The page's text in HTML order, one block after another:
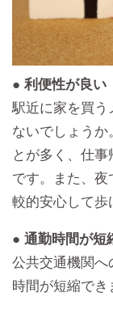
● 利便性が良い
駅近に家を買う
ないでしょうか
とが多く、仕
です。また、
較的安心して歩
● 通勤時間が短
公共交通機関へ
時間が短縮でき